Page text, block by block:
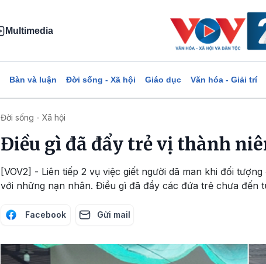
Multimedia
Bàn và luận Đời sống - Xã hội Giáo dục Văn hóa - Giải trí
Đời sống - Xã hội
Điều gì đã đẩy trẻ vị thành
[VOV2] - Liên tiếp 2 vụ việc giết người dã man khi đối
với những nạn nhân. Điều gì đã đẩy các đứa trẻ chưa đến
Facebook Gửi mail